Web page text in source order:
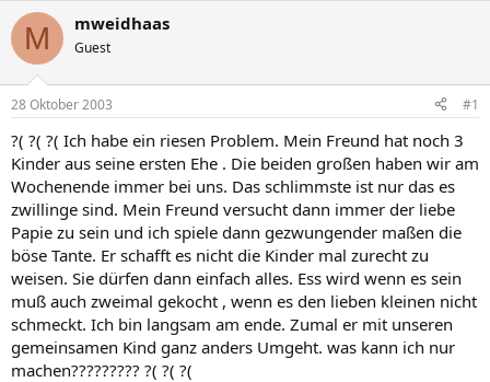
s
t
e
l
l
e
t
l
m
M mweidhaas
Guest
28 Oktober 2003 #1
?( ?( ?( Ich habe ein riesen Problem. Mein Freund hat noch 3
Kinder aus seine ersten Ehe . Die beiden großen haben wir am
Wochenende immer bei uns. Das schlimmste ist nur das es
zwillinge sind. Mein Freund versucht dann immer der liebe
Papie zu sein und ich spiele dann gezwungender maßen die
böse Tante. Er schafft es nicht die Kinder mal zurecht zu
weisen. Sie dürfen dann einfach alles. Ess wird wenn es sein
muß auch zweimal gekocht , wenn es den lieben kleinen nicht
schmeckt. Ich bin langsam am ende. Zumal er mit unseren
gemeinsamen Kind ganz anders Umgeht. was kann ich nur
machen????????? ?( ?( ?(